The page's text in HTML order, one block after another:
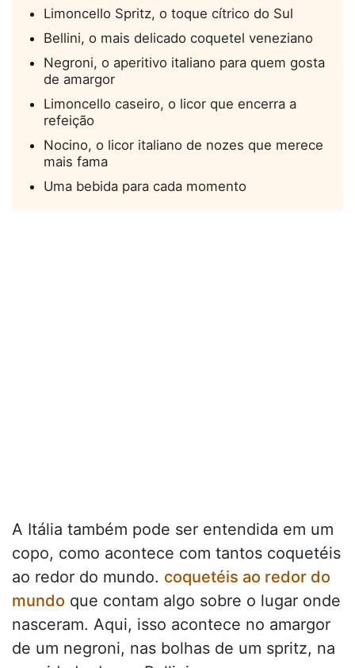
Limoncello Spritz, o toque cítrico do Sul
Bellini, o mais delicado coquetel veneziano
Negroni, o aperitivo italiano para quem gosta
de amargor
Limoncello caseiro, o licor que encerra a
refeição
Nocino, o licor italiano de nozes que merece
mais fama
Uma bebida para cada momento
A Itália também pode ser entendida em um
copo, como acontece com tantos coquetéis
ao redor do mundo. coquetéis ao redor do
mundo que contam algo sobre o lugar onde
nasceram. Aqui, isso acontece no amargor
de um negroni, nas bolhas de um spritz, na